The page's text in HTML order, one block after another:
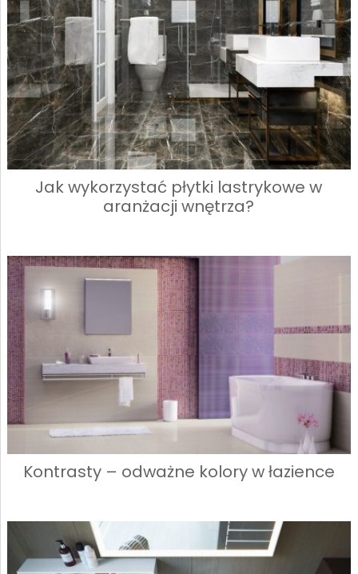
Jak wykorzystać płytki lastrykowe w
aranżacji wnętrza?
Kontrasty – odważne kolory w łazience